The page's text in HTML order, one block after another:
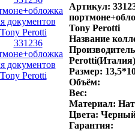
Артикул:
Tony Perotti
Название
Perotti(Италия)
Размер:
Объём:
Вес:
Материал:
Цвета:
Гарантия: